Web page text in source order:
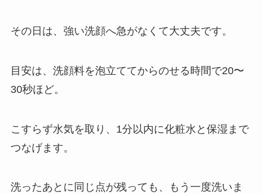
その日は、強い洗顔へ急がなくて大丈夫です。
目安は、洗顔料を泡立ててからのせる時間で20〜
30秒ほど。
こすらず水気を取り、1分以内に化粧水と保湿まで
つなげます。
洗ったあとに同じ点が残っても、もう一度洗いま